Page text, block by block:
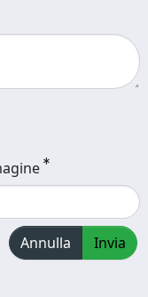
Annulla Invia